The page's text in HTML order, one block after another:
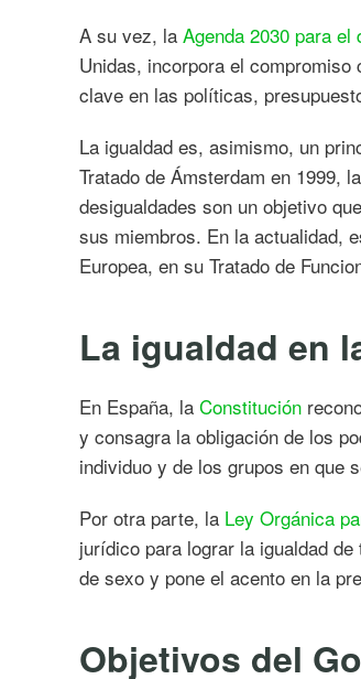
A su vez, la Agenda 2030 para
Unidas, incorpora el
clave en las políticas,
La igualdad es, asimismo, un
Tratado de Ámsterdam en 1999,
desigualdades son un objetivo
sus miembros. En la actualidad,
Europea, en su Tratado de
La igualdad en
En España, la Constitución
y consagra la obligación de los
individuo y de los grupos en que
Por otra parte, la Ley Orgánica
jurídico para lograr la igualdad
de sexo y pone el acento en la
Objetivos del